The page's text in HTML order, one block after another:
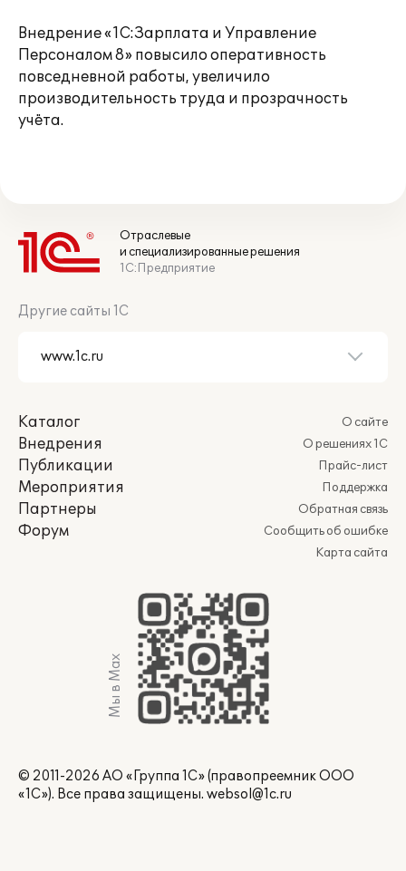
Внедрение «1С:Зарплата и Управление
Персоналом 8» повысило оперативность
повседневной работы, увеличило
производительность труда и прозрачность
учёта.
Отраслевые
и специализированные решения
1С:Предприятие
Другие сайты 1С
Каталог
Внедрения
Публикации
Мероприятия
Партнеры
Форум
О сайте
О решениях 1С
Прайс-лист
Поддержка
Обратная связь
Сообщить об ошибке
Карта сайта
Мы в Max
© 2011-2026 АО «Группа 1С» (правопреемник ООО
«1С»). Все права защищены. websol@1c.ru